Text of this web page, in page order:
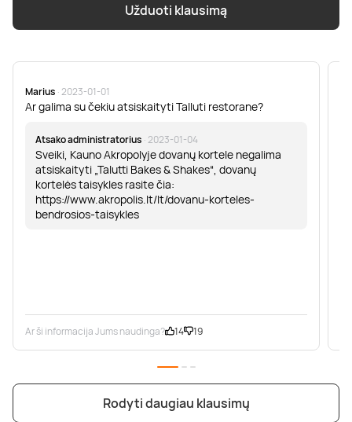
Užduoti klausimą
Marius · 2023-01-01
Ar galima su čekiu atsiskaityti Talluti restorane?
Atsako administratorius · 2023-01-04
Sveiki, Kauno Akropolyje dovanų kortele negalima
atsiskaityti „Talutti Bakes & Shakes“, dovanų
kortelės taisykles rasite čia:
https://www.akropolis.lt/lt/dovanu-korteles-
bendrosios-taisykles
Ar ši informacija Jums naudinga? 14 19
Rodyti daugiau klausimų